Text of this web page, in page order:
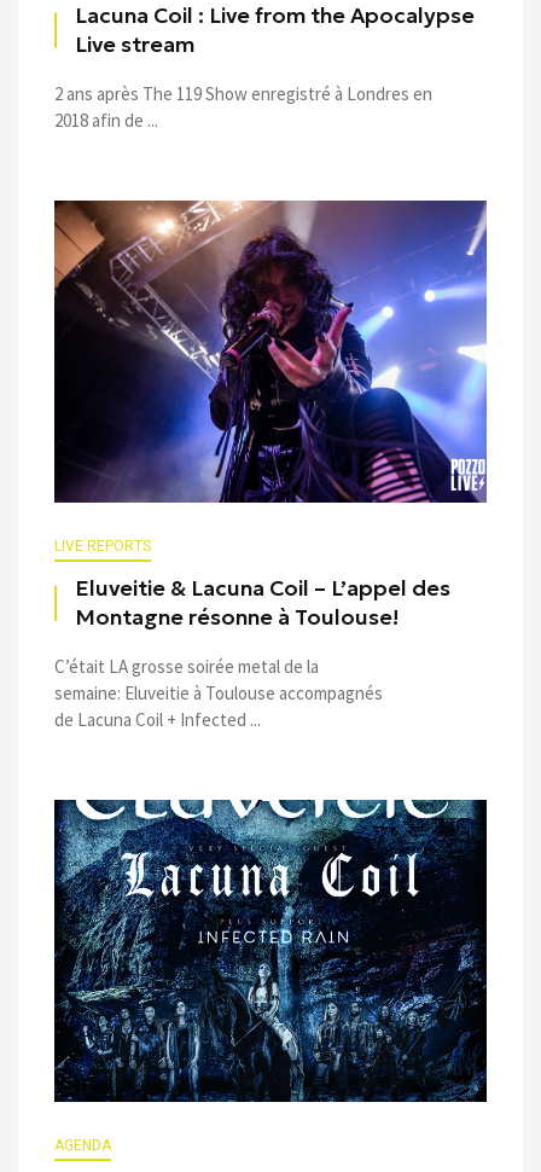
Lacuna Coil : Live from the Apocalypse
Live stream
2 ans après The 119 Show enregistré à Londres en
2018 afin de ...
LIVE REPORTS
Eluveitie & Lacuna Coil – L’appel des
Montagne résonne à Toulouse!
C’était LA grosse soirée metal de la
semaine: Eluveitie à Toulouse accompagnés
de Lacuna Coil + Infected ...
AGENDA